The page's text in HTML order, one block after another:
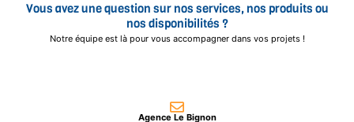
Vous avez une question sur nos services, nos produits ou
nos disponibilités ?
Notre équipe est là pour vous accompagner dans vos projets !
Agence Le Bignon